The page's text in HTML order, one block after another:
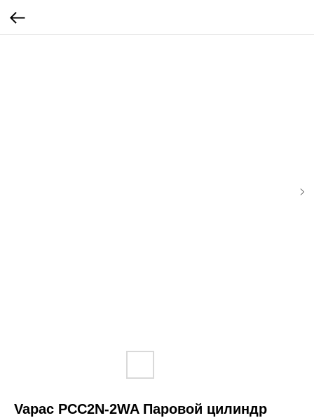
Vapac PCC2N-2WA Паровой цилиндр